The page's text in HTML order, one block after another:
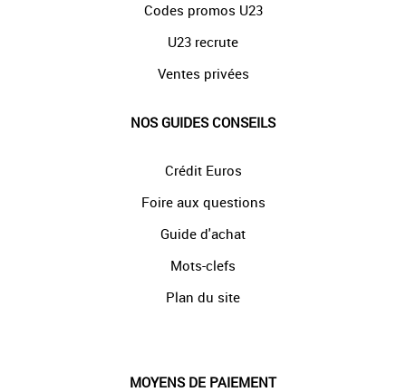
Codes promos U23
U23 recrute
Ventes privées
NOS GUIDES CONSEILS
Crédit Euros
Foire aux questions
Guide d'achat
Mots-clefs
Plan du site
MOYENS DE PAIEMENT